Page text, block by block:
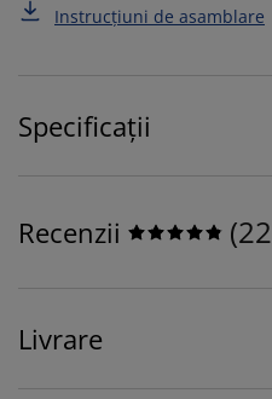
Instrucțiuni de asamblare
Specificații
Recenzii (22
Livrare